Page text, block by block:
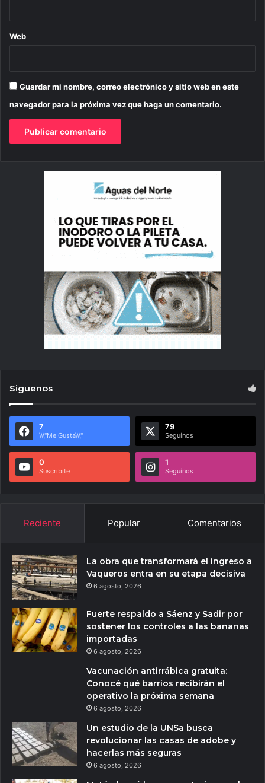
Web
Guardar mi nombre, correo electrónico y sitio web en este
navegador para la próxima vez que haga un comentario.
Siguenos
7
\\\"Me Gusta\\\"
79
Seguínos
0
Suscribite
1
Seguínos
Reciente Popular Comentarios
La obra que transformará el ingreso a
Vaqueros entra en su etapa decisiva
6 agosto, 2026
Fuerte respaldo a Sáenz y Sadir por
sostener los controles a las bananas
importadas
6 agosto, 2026
Vacunación antirrábica gratuita:
Conocé qué barrios recibirán el
operativo la próxima semana
6 agosto, 2026
Un estudio de la UNSa busca
revolucionar las casas de adobe y
hacerlas más seguras
6 agosto, 2026